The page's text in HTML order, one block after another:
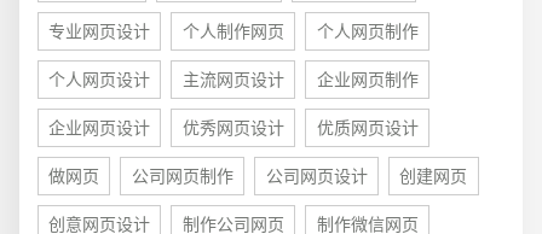
专业网页设计 个人制作网页 个人网页制作
个人网页设计 主流网页设计 企业网页制作
企业网页设计 优秀网页设计 优质网页设计
做网页 公司网页制作 公司网页设计 创建网页
创意网页设计 制作公司网页 制作微信网页